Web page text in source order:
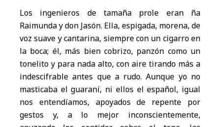
Los ingenieros de tamaña prole eran ña
Raimunda y don Jasón. Ella, espigada, morena, de
voz suave y cantarina, siempre con un cigarro en
la boca; él, más bien cobrizo, panzón como un
tonelito y para nada alto, con aire tirando más a
indescifrable antes que a rudo. Aunque yo no
masticaba el guaraní, ni ellos el español, igual
nos entendíamos, apoyados de repente por
gestos y, a lo mejor inconscientemente,